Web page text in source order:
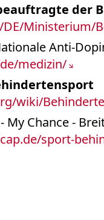
der
Ministerium/
Anti-
medizin/
wiki/
- My Chance -
sport-